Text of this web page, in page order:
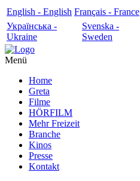
English - English Français - France
Українська -
Ukraine
Svenska -
Sweden
Menü
Home
Greta
Filme
HÖRFILM
Mehr Freizeit
Branche
Kinos
Presse
Kontakt